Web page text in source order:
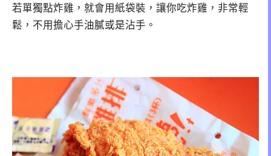
若單獨點炸雞，就會用紙袋裝，讓你吃炸雞，非常輕
鬆，不用擔心手油膩或是沾手。